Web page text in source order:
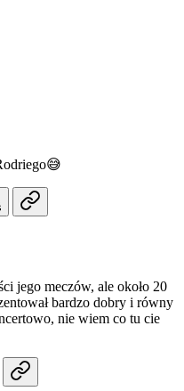
jego meczów, ale około 20
bardzo dobry i równy
nie wiem co tu cie